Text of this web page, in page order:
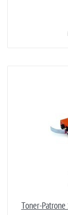
Toner-Patrone